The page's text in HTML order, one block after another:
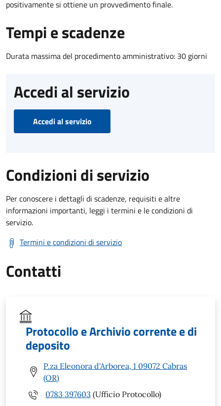
positivamente si ottiene un provvedimento finale.
Tempi e scadenze
Durata massima del procedimento amministrativo: 30 giorni
Accedi al servizio
Accedi al servizio
Condizioni di servizio
Per conoscere i dettagli di scadenze, requisiti e altre
informazioni importanti, leggi i termini e le condizioni di
servizio.
Termini e condizioni di servizio
Contatti
Protocollo e Archivio corrente e di
deposito
P.za Eleonora d'Arborea, 1 09072 Cabras
(OR)
0783 397603 (Ufficio Protocollo)